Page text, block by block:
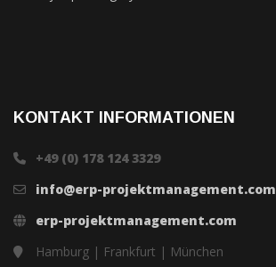
KONTAKT INFORMATIONEN
+49 (0) 178 124 3329
info@erp-projektmanagement.com
erp-projektmanagement.com
Hamburg | Frankfurt | München